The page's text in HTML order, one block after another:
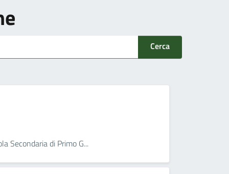
Cerca
Secondaria di Primo G...